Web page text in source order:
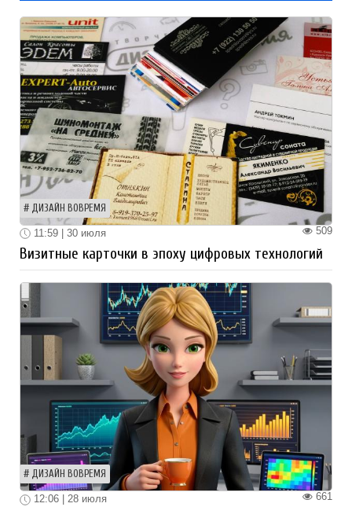
ДИЗАЙН ВОВРЕМЯ
509
11:59 | 30 июля
Визитные карточки в эпоху цифровых технологий
ДИЗАЙН ВОВРЕМЯ
661
12:06 | 28 июля